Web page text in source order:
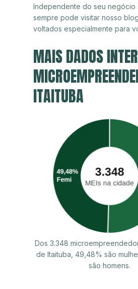
Independente do seu negócio
sempre pode visitar nosso
voltados especialmente para
MAIS DADOS
ITAITUBA
Dos 3.348
de Itaituba, 49,48% são
são homens.